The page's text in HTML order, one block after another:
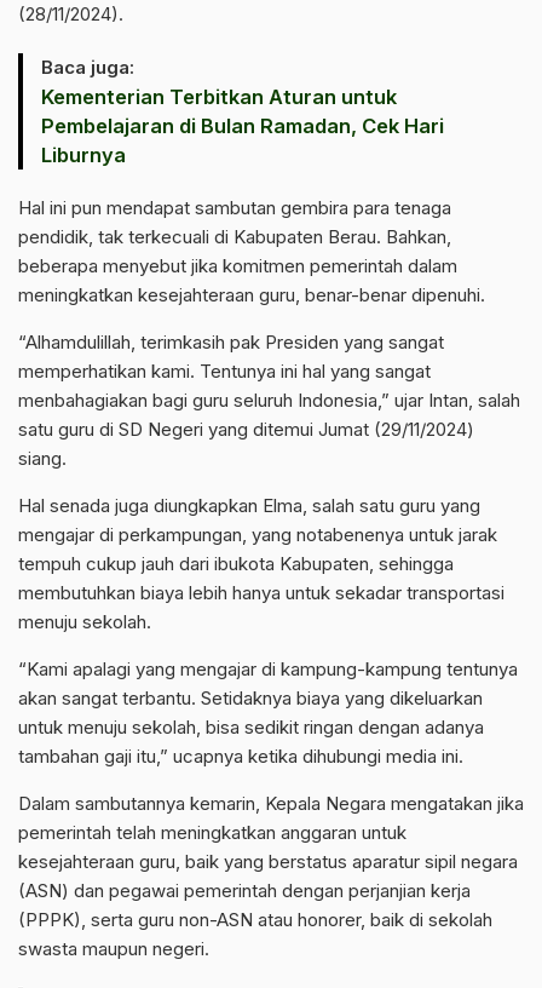
(28/11/2024).
Baca juga:
Kementerian Terbitkan Aturan untuk
Pembelajaran di Bulan Ramadan, Cek Hari
Liburnya
Hal ini pun mendapat sambutan gembira para tenaga
pendidik, tak terkecuali di Kabupaten Berau. Bahkan,
beberapa menyebut jika komitmen pemerintah dalam
meningkatkan kesejahteraan guru, benar-benar dipenuhi.
“Alhamdulillah, terimkasih pak Presiden yang sangat
memperhatikan kami. Tentunya ini hal yang sangat
menbahagiakan bagi guru seluruh Indonesia,” ujar Intan, salah
satu guru di SD Negeri yang ditemui Jumat (29/11/2024)
siang.
Hal senada juga diungkapkan Elma, salah satu guru yang
mengajar di perkampungan, yang notabenenya untuk jarak
tempuh cukup jauh dari ibukota Kabupaten, sehingga
membutuhkan biaya lebih hanya untuk sekadar transportasi
menuju sekolah.
“Kami apalagi yang mengajar di kampung-kampung tentunya
akan sangat terbantu. Setidaknya biaya yang dikeluarkan
untuk menuju sekolah, bisa sedikit ringan dengan adanya
tambahan gaji itu,” ucapnya ketika dihubungi media ini.
Dalam sambutannya kemarin, Kepala Negara mengatakan jika
pemerintah telah meningkatkan anggaran untuk
kesejahteraan guru, baik yang berstatus aparatur sipil negara
(ASN) dan pegawai pemerintah dengan perjanjian kerja
(PPPK), serta guru non-ASN atau honorer, baik di sekolah
swasta maupun negeri.